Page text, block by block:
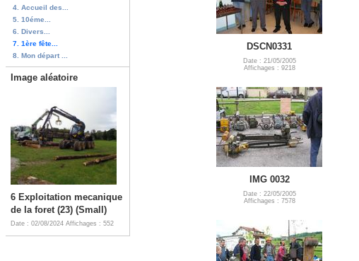
4. Accueil des...
5. 10éme...
6. Divers...
7. 1ère fête...
8. Mon départ ...
Image aléatoire
6 Exploitation mecanique
de la foret (23) (Small)
Date : 02/08/2024 Affichages : 552
DSCN0331
Date : 21/05/2005
Affichages : 9218
IMG 0032
Date : 22/05/2005
Affichages : 7578